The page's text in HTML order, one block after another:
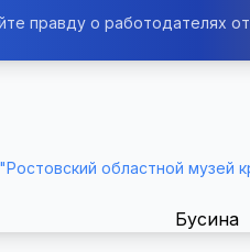
правду о работодателях
областной музей